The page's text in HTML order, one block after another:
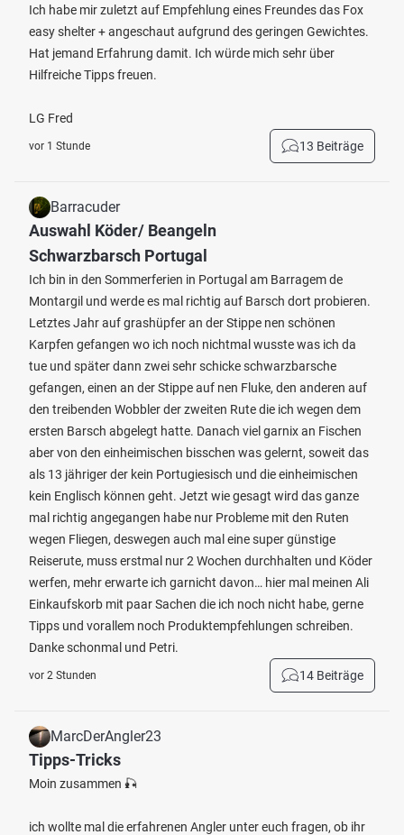
Ich habe mir zuletzt auf Empfehlung eines Freundes das Fox
easy shelter + angeschaut aufgrund des geringen Gewichtes.
Hat jemand Erfahrung damit. Ich würde mich sehr über
Hilfreiche Tipps freuen.
LG Fred
vor 1 Stunde 13 Beiträge
Barracuder
Auswahl Köder/ Beangeln
Schwarzbarsch Portugal
Ich bin in den Sommerferien in Portugal am Barragem de
Montargil und werde es mal richtig auf Barsch dort probieren.
Letztes Jahr auf grashüpfer an der Stippe nen schönen
Karpfen gefangen wo ich noch nichtmal wusste was ich da
tue und später dann zwei sehr schicke schwarzbarsche
gefangen, einen an der Stippe auf nen Fluke, den anderen auf
den treibenden Wobbler der zweiten Rute die ich wegen dem
ersten Barsch abgelegt hatte. Danach viel garnix an Fischen
aber von den einheimischen bisschen was gelernt, soweit das
als 13 jähriger der kein Portugiesisch und die einheimischen
kein Englisch können geht. Jetzt wie gesagt wird das ganze
mal richtig angegangen habe nur Probleme mit den Ruten
wegen Fliegen, deswegen auch mal eine super günstige
Reiserute, muss erstmal nur 2 Wochen durchhalten und Köder
werfen, mehr erwarte ich garnicht davon… hier mal meinen Ali
Einkaufskorb mit paar Sachen die ich noch nicht habe, gerne
Tipps und vorallem noch Produktempfehlungen schreiben.
Danke schonmal und Petri.
vor 2 Stunden 14 Beiträge
MarcDerAngler23
Tipps-Tricks
Moin zusammen 🎣
ich wollte mal die erfahrenen Angler unter euch fragen, ob ihr